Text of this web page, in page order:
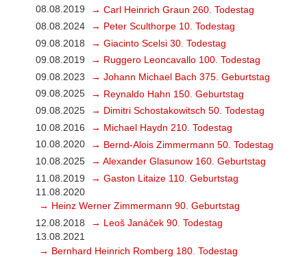
08.08.2019
→ Carl Heinrich Graun 260. Todestag
08.08.2024
→ Peter Sculthorpe 10. Todestag
09.08.2018
→ Giacinto Scelsi 30. Todestag
09.08.2019
→ Ruggero Leoncavallo 100. Todestag
09.08.2023
→ Johann Michael Bach 375. Geburtstag
09.08.2025
→ Reynaldo Hahn 150. Geburtstag
09.08.2025
→ Dimitri Schostakowitsch 50. Todestag
10.08.2016
→ Michael Haydn 210. Todestag
10.08.2020
→ Bernd-Alois Zimmermann 50. Todestag
10.08.2025
→ Alexander Glasunow 160. Geburtstag
11.08.2019
→ Gaston Litaize 110. Geburtstag
11.08.2020
→ Heinz Werner Zimmermann 90. Geburtstag
12.08.2018
→ Leoš Janáček 90. Todestag
13.08.2021
→ Bernhard Heinrich Romberg 180. Todestag